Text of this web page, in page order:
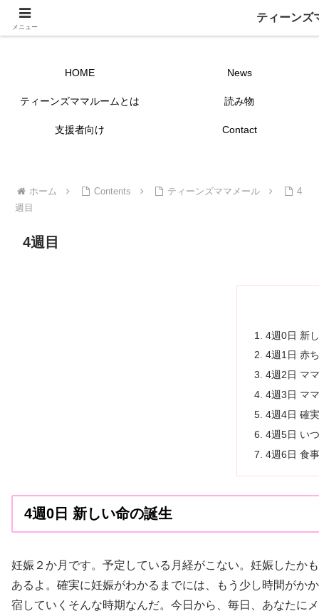
ティーンズママ ルームー ～つながーる～
HOME News
ティーンズママルームとは 読み物
支援者向け Contact
ホーム Contents ティーンズママメール
4
週目
4週目
4週0日 新
4週1日 赤
4週2日 マ
4週3日 マ
4週4日 確
4週5日 い
4週6日 食
4週0日 新しい命の誕生
妊娠２か月です。予定している月経がこない。妊娠したか
あるよ。確実に妊娠がわかるまでには、もう少し時間がか
宿していくそんな時期なんだ。今日から、毎日、あなたに
メニュー
ティーンズ